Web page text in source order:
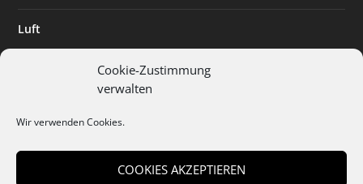
Cookie-Zustimmung
verwalten
Wir verwenden Cookies.
COOKIES AKZEPTIEREN
Luft
Digitalisierung